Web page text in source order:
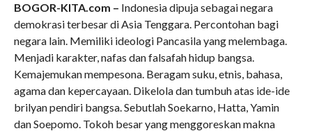
BOGOR-KITA.com – Indonesia dipuja sebagai negara
demokrasi terbesar di Asia Tenggara. Percontohan bagi
negara lain. Memiliki ideologi Pancasila yang melembaga.
Menjadi karakter, nafas dan falsafah hidup bangsa.
Kemajemukan mempesona. Beragam suku, etnis, bahasa,
agama dan kepercayaan. Dikelola dan tumbuh atas ide-ide
brilyan pendiri bangsa. Sebutlah Soekarno, Hatta, Yamin
dan Soepomo. Tokoh besar yang menggoreskan makna